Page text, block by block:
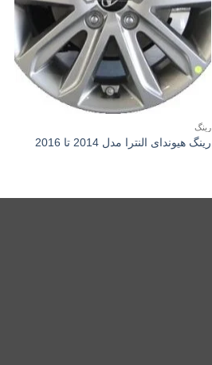
رینگ
رینگ هیوندای النترا مدل 2014 تا 2016